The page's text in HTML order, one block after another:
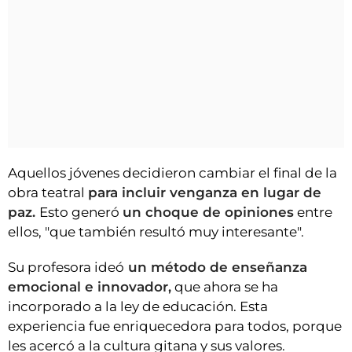
Aquellos jóvenes decidieron cambiar el final de la
obra teatral para incluir venganza en lugar de
paz. Esto generó un choque de opiniones entre
ellos, "que también resultó muy interesante".
Su profesora ideó un método de enseñanza
emocional e innovador, que ahora se ha
incorporado a la ley de educación. Esta
experiencia fue enriquecedora para todos, porque
les acercó a la cultura gitana y sus valores.